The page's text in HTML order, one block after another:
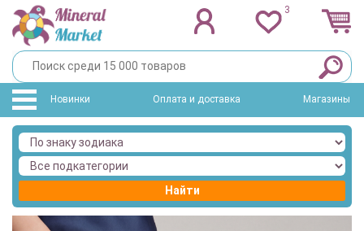
3
Новинки Оплата и доставка Магазины
Найти